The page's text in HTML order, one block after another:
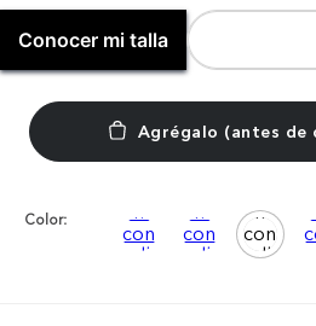
Conocer mi talla
Color: